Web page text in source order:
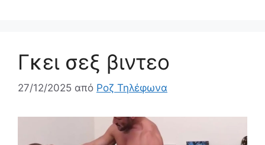
Γκει σεξ βιντεο
27/12/2025 από Ροζ Τηλέφωνα